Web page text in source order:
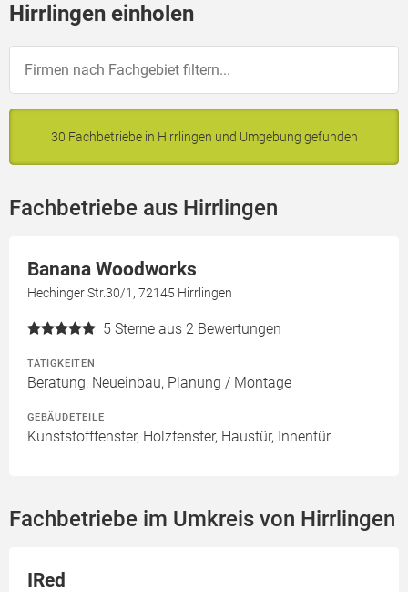
Hirrlingen einholen
30 Fachbetriebe in Hirrlingen und Umgebung gefunden
Fachbetriebe aus Hirrlingen
Banana Woodworks
Hechinger Str.30/1, 72145 Hirrlingen
5 Sterne aus 2 Bewertungen
TÄTIGKEITEN
Beratung, Neueinbau, Planung / Montage
GEBÄUDETEILE
Kunststofffenster, Holzfenster, Haustür, Innentür
Fachbetriebe im Umkreis von Hirrlingen
IRed